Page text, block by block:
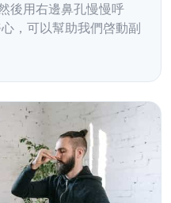
後用右邊鼻孔慢慢呼
，可以幫助我們啓動副